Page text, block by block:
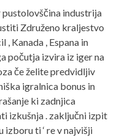
industrija
Združeno kraljestvo
, Kanada , Espana in
počutja izvira iz iger na
če želite predvidljiv
igralnica bonus in
ki zadnjica
izkušnja . zaključni izpit
izboru ti ‘ re v najvišji